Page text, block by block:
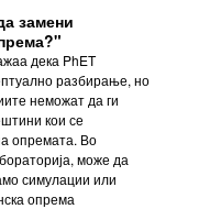
замени
дека PhET
разбирање, но
неможат да ги
кои се
опремата. Во
може да
симулации или
опрема